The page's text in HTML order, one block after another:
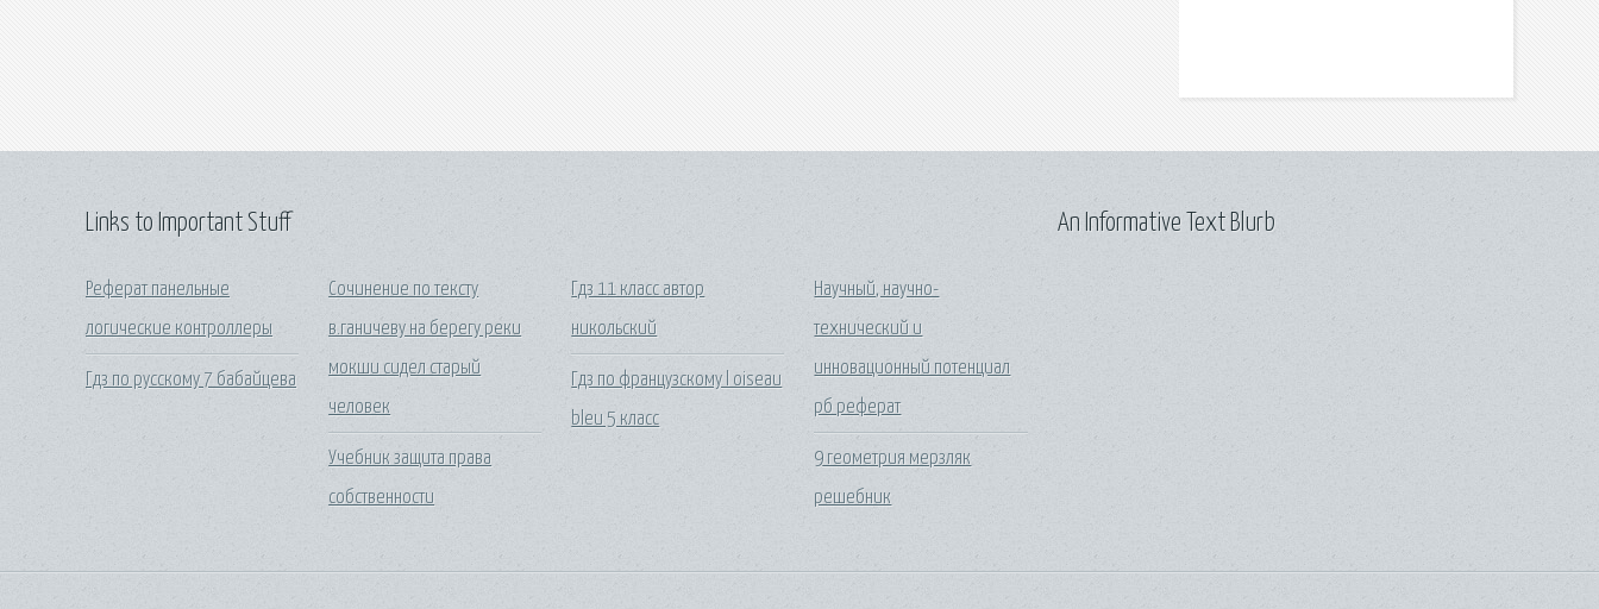
Links to Important Stuff
Реферат панельные
логические контроллеры
Гдз по русскому 7 бабайцева
Сочинение по тексту
в.ганичеву на берегу реки
мокши сидел старый
человек
Учебник защита права
собственности
Гдз 11 класс автор
никольский
Гдз по французскому l oiseau
bleu 5 класс
Научный, научно-
технический и
инновационный потенциал
рб реферат
9 геометрия мерзляк
решебник
An Informative Text Blurb